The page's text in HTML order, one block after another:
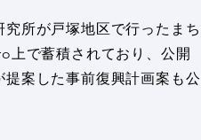
所が戸塚地区で行ったまち
上で蓄積されており、公開
案した事前復興計画案も公